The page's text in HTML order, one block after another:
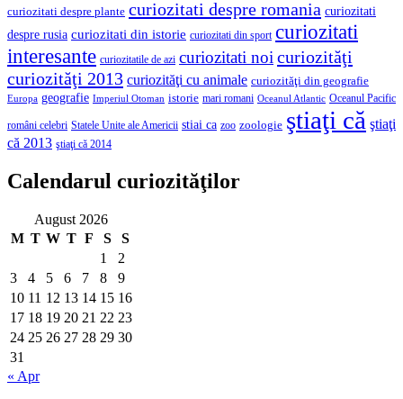
curiozitati despre plante curiozitati despre romania curiozitati
despre rusia curiozitati din istorie curiozitati din sport curiozitati
interesante curiozitatile de azi curiozitati noicuriozităţi
curiozităţi 2013 curiozităţi cu animale curiozităţi din geografie
Europa geografie Imperiul Otoman istorie mari romani Oceanul Atlantic Oceanul Pacific
români celebri Statele Unite ale Americii stiai ca zoo zoologie ştiaţi că ştiaţi
că 2013 ştiaţi că 2014
Calendarul curiozităţilor
August 2026
M T W T F S
S
1
2
3
4 5 6 7 8
9
10 11 12 13 14 15 16
17 18 19 20 21 22 23
24 25 26 27 28 29 30
31
« Apr